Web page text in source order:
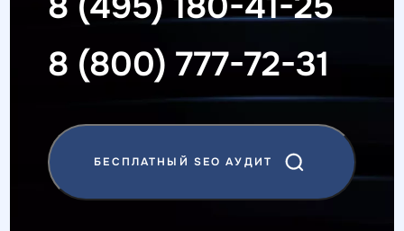
8 (800) 777-72-31
БЕСПЛАТНЫЙ SEO АУДИТ